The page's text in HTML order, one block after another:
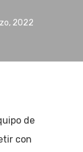
2022
de
con